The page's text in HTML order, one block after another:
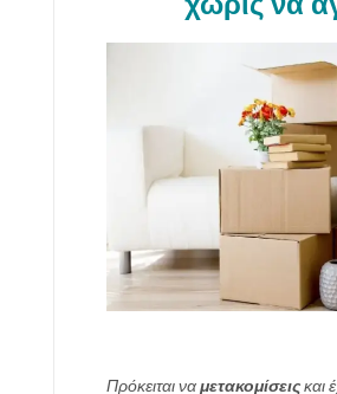
Πρόκειται ναμετακομίσειςκαι